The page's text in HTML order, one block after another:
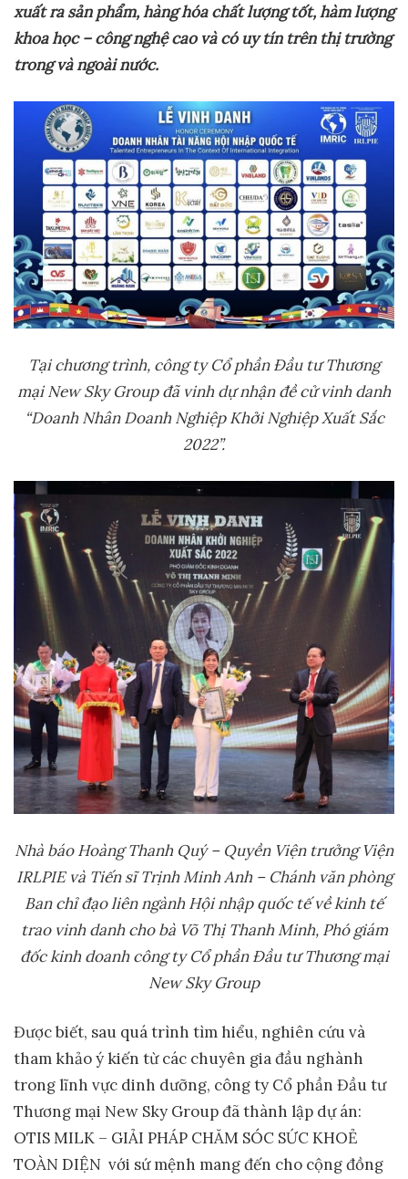
xuất ra sản phẩm, hàng hóa chất lượng tốt, hàm lượng
khoa học – công nghệ cao và có uy tín trên thị trường
trong và ngoài nước.
Tại chương trình, công ty Cổ phần Đầu tư Thương
mại New Sky Group đã vinh dự nhận đề cử vinh danh
“Doanh Nhân Doanh Nghiệp Khởi Nghiệp Xuất Sắc
2022”.
Nhà báo Hoàng Thanh Quý – Quyền Viện trưởng Viện
IRLPIE và Tiến sĩ Trịnh Minh Anh – Chánh văn phòng
Ban chỉ đạo liên ngành Hội nhập quốc tế về kinh tế
trao vinh danh cho bà Võ Thị Thanh Minh, Phó giám
đốc kinh doanh công ty Cổ phần Đầu tư Thương mại
New Sky Group
Được biết, sau quá trình tìm hiểu, nghiên cứu và
tham khảo ý kiến từ các chuyên gia đầu nghành
trong lĩnh vực dinh dưỡng, công ty Cổ phần Đầu tư
Thương mại New Sky Group đã thành lập dự án:
OTIS MILK – GIẢI PHÁP CHĂM SÓC SỨC KHOẺ
TOÀN DIỆN với sứ mệnh mang đến cho cộng đồng